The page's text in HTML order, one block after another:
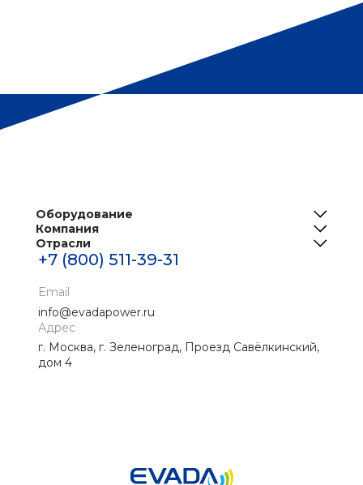
Оборудование
ИБП
Решения для телеком
Компания
О нас
Реализованные проекты
Новости
Контакты
Скачать материалы
Отрасли
Центры обработки данных
Банки
Промышленные ИБП
Медицина
Нефтегаз
+7 (800) 511-39-31
Email
info@evadapower.ru
Адрес
г. Москва, г. Зеленоград, Проезд Савёлкинский,
дом 4